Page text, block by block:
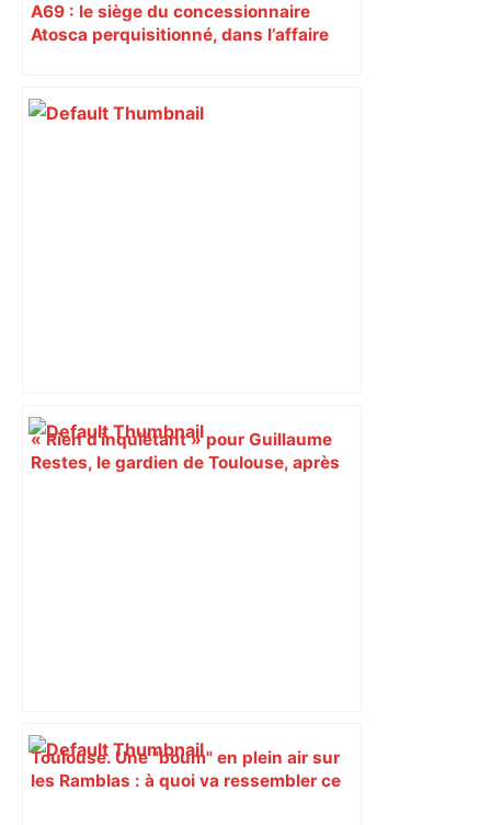
A69 : le siège du concessionnaire
Atosca perquisitionné, dans l’affaire
« Rien d'inquiétant » pour Guillaume
Restes, le gardien de Toulouse, après
Toulouse. Une "boum" en plein air sur
les Ramblas : à quoi va ressembler ce